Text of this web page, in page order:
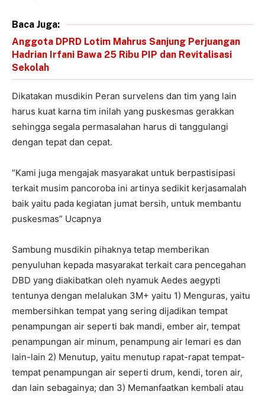
Baca Juga:
Anggota DPRD Lotim Mahrus Sanjung Perjuangan
Hadrian Irfani Bawa 25 Ribu PIP dan Revitalisasi
Sekolah
Dikatakan musdikin Peran survelens dan tim yang lain
harus kuat karna tim inilah yang puskesmas gerakkan
sehingga segala permasalahan harus di tanggulangi
dengan tepat dan cepat.
“Kami juga mengajak masyarakat untuk berpastisipasi
terkait musim pancoroba ini artinya sedikit kerjasamalah
baik yaitu pada kegiatan jumat bersih, untuk membantu
puskesmas” Ucapnya
Sambung musdikin pihaknya tetap memberikan
penyuluhan kepada masyarakat terkait cara pencegahan
DBD yang diakibatkan oleh nyamuk Aedes aegypti
tentunya dengan melalukan 3M+ yaitu 1) Menguras, yaitu
membersihkan tempat yang sering dijadikan tempat
penampungan air seperti bak mandi, ember air, tempat
penampungan air minum, penampung air lemari es dan
lain-lain 2) Menutup, yaitu menutup rapat-rapat tempat-
tempat penampungan air seperti drum, kendi, toren air,
dan lain sebagainya; dan 3) Memanfaatkan kembali atau